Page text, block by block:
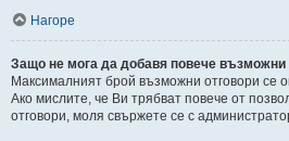
Нагоре
Защо не мога да добавя повече възможни
Максималният брой възможни отговори се
Ако мислите, че Ви трябват повече от
отговори, моля свържете се с